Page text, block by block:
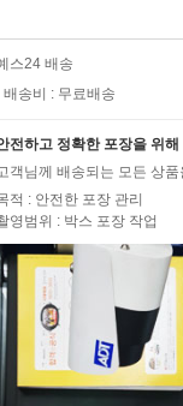
스24 배송
배송비 : 무료배송
전하고 정확한 포장을 위
객님께 배송되는 모든 상
적 : 안전한 포장 관리
영범위 : 박스 포장 작업